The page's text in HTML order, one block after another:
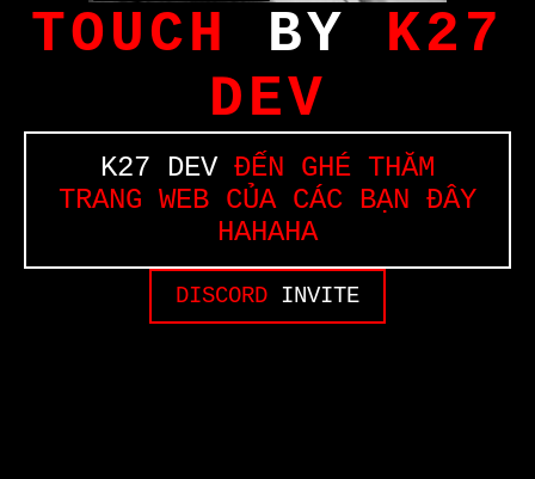
TOUCH BY K27
DEV
K27 DEVĐẾN GHÉ THĂM
TRANG WEB CỦA CÁC BẠN ĐÂY
HAHAHA
DISCORD INVITE